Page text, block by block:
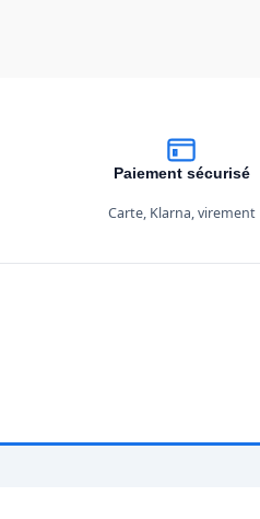
Paiement sécurisé
Carte, Klarna, virement